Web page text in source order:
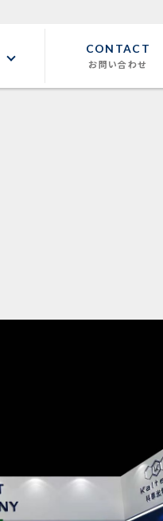
CONTACT
お問い合わせ